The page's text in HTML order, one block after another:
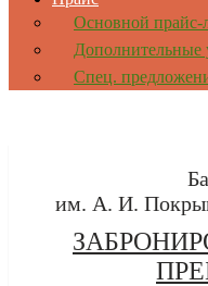
Основной прайс-
Дополнительные
Спец.
им. А. И.